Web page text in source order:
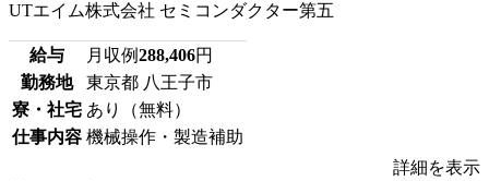
UTエイム株式会社 セミコンダクター第五
給与 月収例288,406円
勤務地
東京都 八王子市
寮・社宅 あり（無料）
仕事内容 機械操作・製造補助
詳細を表示